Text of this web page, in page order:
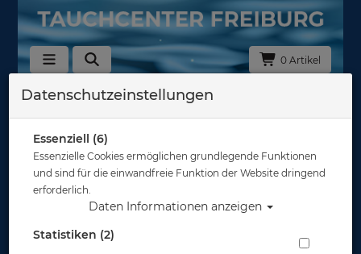
0 Artikel
Zurück
Datenschutzeinstellungen
Essenziell (6)
Essenzielle Cookies ermöglichen grundlegende Funktionen
und sind für die einwandfreie Funktion der Website dringend
erforderlich.
Daten Informationen anzeigen
Statistiken (2)